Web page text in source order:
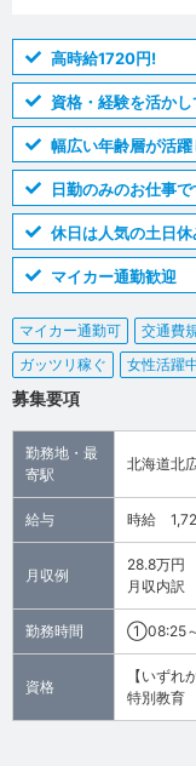
高時給1720円!
資格・経験を活か
幅広い年齢層が活
日勤のみのお仕事
休日は人気の土日休
マイカー通勤歓迎
マイカー通勤可 交通費
ガッツリ稼ぐ
女性活躍
募集要項
勤務地・最
寄駅
北海道北
給与 時給
月収例
28.8万円
月収内訳
勤務時間 ①08:25
資格
【いず
特別教育